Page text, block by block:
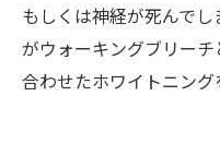
もしくは神経が死んで
がウォーキングブリー
合わせたホワイトニング